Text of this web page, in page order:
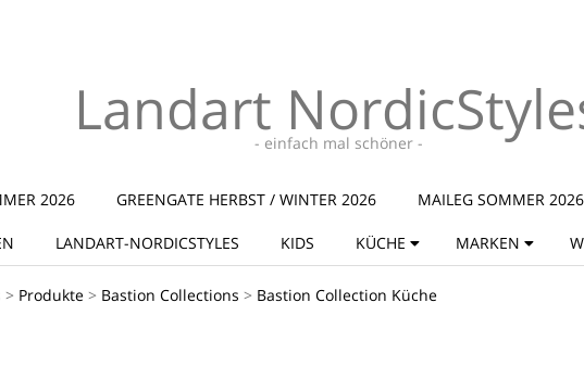
Landart- einfach mal schöner -
2026 GREENGATE HERBST / WINTER 2026 MAILEG SOMMER 2026
LANDART-NORDICSTYLES KIDS KÜCHE MARKEN
> Produkte > Bastion Collections > Bastion Collection Küche